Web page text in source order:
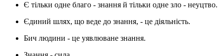
Є тільки одне благо - знання й тільки одне зло - неуцтво.
Єдиний шлях, що веде до знання, - це діяльність.
Бич людини - це уявлюване знання.